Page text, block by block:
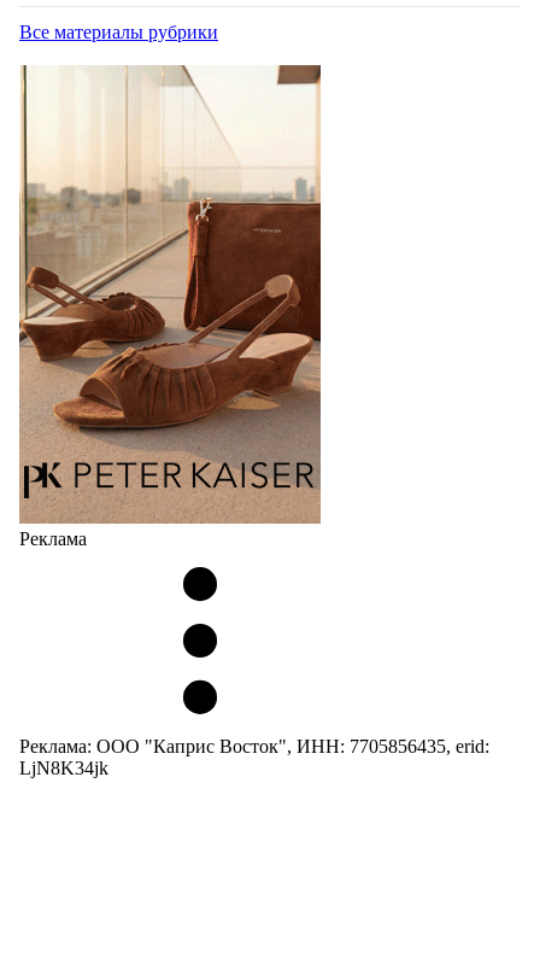
Все материалы рубрики
Реклама
Реклама: ООО "Каприс Восток", ИНН: 7705856435, erid:
LjN8K34jk